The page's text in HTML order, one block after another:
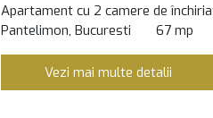
Apartament cu 2 camere de
Pantelimon, Bucuresti
67 mp
Vezi mai multe detalii